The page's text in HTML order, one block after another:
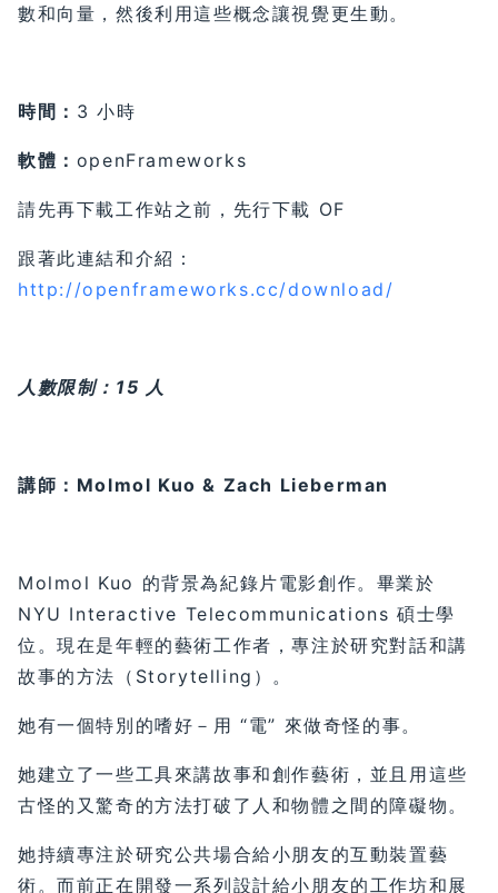
數和向量，然後利用這些概念讓視覺更生動。
時間： 3 小時
軟體： openFrameworks
請先再下載工作站之前，先行下載 OF
跟著此連結和介紹：
http://openframeworks.cc/download/
人數限制：15 人
講師：Molmol Kuo & Zach Lieberman
Molmol Kuo 的背景為紀錄片電影創作。畢業於
NYU Interactive Telecommunications 碩士學
位。現在是年輕的藝術工作者，專注於研究對話和講
故事的方法（Storytelling）。
她有一個特別的嗜好－用 “電” 來做奇怪的事。
她建立了一些工具來講故事和創作藝術，並且用這些
古怪的又驚奇的方法打破了人和物體之間的障礙物。
她持續專注於研究公共場合給小朋友的互動裝置藝
術。而前正在開發一系列設計給小朋友的工作坊和展